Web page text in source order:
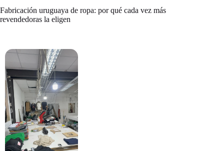
Fabricación uruguaya de ropa: por qué cada vez más
revendedoras la eligen